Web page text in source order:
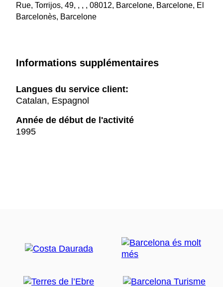
Rue, Torrijos, 49, , , , 08012, Barcelone, Barcelone, El
Barcelonès, Barcelone
Informations supplémentaires
Langues du service client:
Catalan, Espagnol
Année de début de l'activité
1995